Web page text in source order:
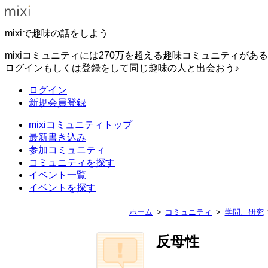
mixiで趣味の話をしよう
mixiコミュニティには270万を超える趣味コミュニティがある
ログインもしくは登録をして同じ趣味の人と出会おう♪
ログイン
新規会員登録
mixiコミュニティトップ
最新書き込み
参加コミュニティ
コミュニティを探す
イベント一覧
イベントを探す
ホーム コミュニティ 学問、研究
反母性